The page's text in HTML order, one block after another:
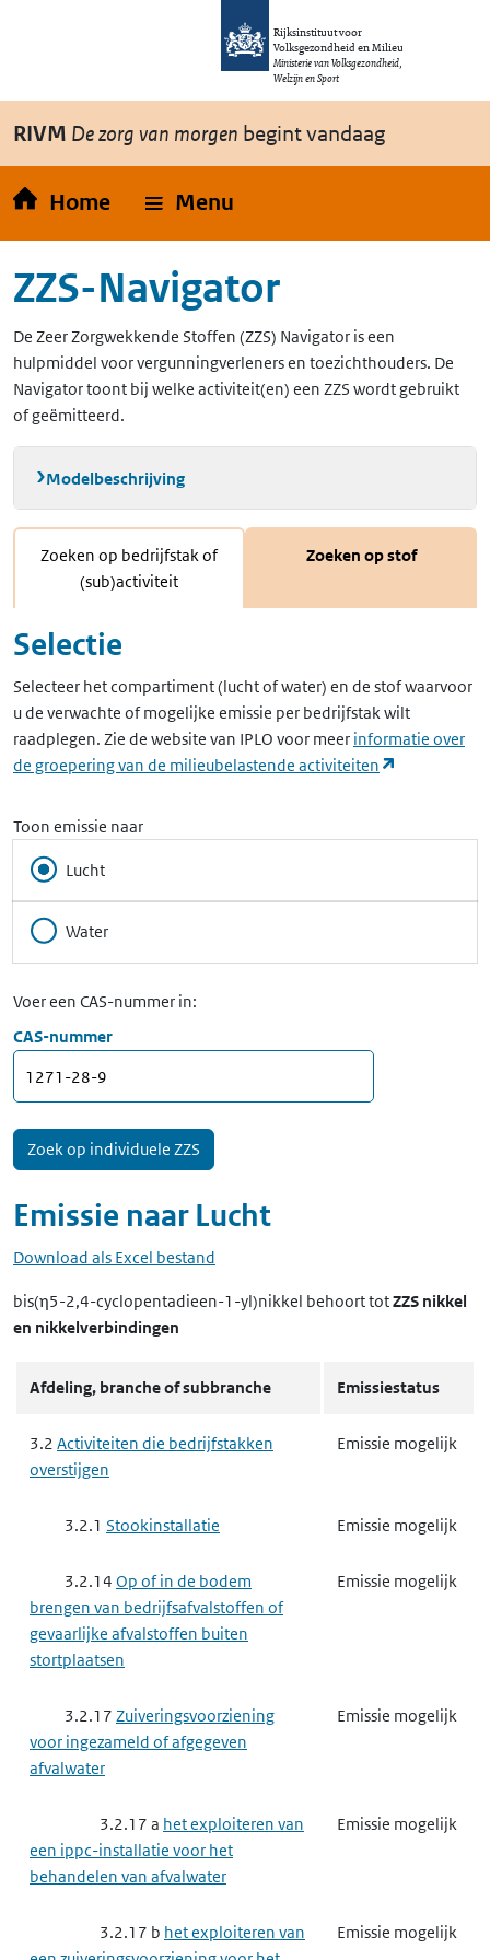
Overslaan en naar de inhoud gaan
Rijksinstituut voor
Volksgezondheid en Milieu
Ministerie van Volksgezondheid,
Welzijn en Sport
RIVM De zorg van morgen begint vandaag
Home Menu
ZZS-Navigator
De Zeer Zorgwekkende Stoffen (ZZS) Navigator is een
hulpmiddel voor vergunningverleners en toezichthouders. De
Navigator toont bij welke activiteit(en) een ZZS wordt gebruikt
of geëmitteerd.
Modelbeschrijving
Zoeken op bedrijfstak of
(sub)activiteit
Zoeken op stof
Selectie
Selecteer het compartiment (lucht of water) en de stof waarvoor
u de verwachte of mogelijke emissie per bedrijfstak wilt
raadplegen. Zie de website van IPLO voor meer informatie over
de groepering van de milieubelastende activiteiten
Toon emissie naar
Lucht
Water
Voer een CAS-nummer in:
CAS-nummer
Emissie naar Lucht
Download als Excel bestand
bis(η5-2,4-cyclopentadieen-1-yl)nikkel behoort totZZS nikkel
en nikkelverbindingen
Afdeling, branche of subbranche Emissiestatus
3.2 Activiteiten die bedrijfstakken
overstijgen
Emissie mogelijk
3.2.1 Stookinstallatie Emissie mogelijk
3.2.14 Op of in de bodem
brengen van bedrijfsafvalstoffen of
gevaarlijke afvalstoffen buiten
stortplaatsen
Emissie mogelijk
3.2.17 Zuiveringsvoorziening
voor ingezameld of afgegeven
afvalwater
Emissie mogelijk
3.2.17 a het exploiteren van
een ippc-installatie voor het
behandelen van afvalwater
Emissie mogelijk
3.2.17 b het exploiteren van
Emissie mogelijk